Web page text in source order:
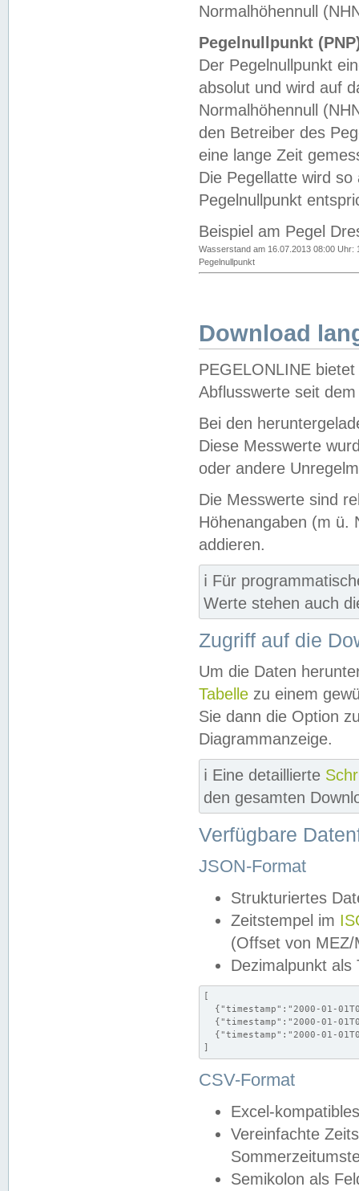
Normalhöhennull
Pegelnullpunkt
Der Pegelnullpunkt
absolut und wird auf
Normalhöhennull
den Betreiber des
eine lange Zeit
Die Pegellatte wird
Pegelnullpunkt
Beispiel am Pegel
Wasserstand am 16.07.2013 08:00 Uhr:
Pegelnullpunkt
Download
PEGELONLINE
Abflusswerte seit
Bei den
Diese Messwerte
oder andere
Die Messwerte sind
Höhenangaben (m ü.
addieren.
ℹ️ Für
Werte stehen auch
Zugriff auf die
Um die Daten
Tabelle zu einem
Sie dann die Option
Diagrammanzeige.
ℹ️ Eine detaillierte
den gesamten
Verfügbare
JSON-Format
Strukturiertes
Zeitstempel im
(Offset von MEZ/
Dezimalpunkt als
[
{"timestamp":"2000-01-
{"timestamp":"2000-01-
{"timestamp":"2000-01-
]
CSV-Format
Excel-
Vereinfachte
Semikolon als